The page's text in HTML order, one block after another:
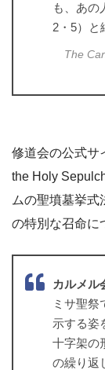
も、あの
2・5）と
The
修道会の公式サ
the Holy
ムの聖墳墓挙式
の特別な召命に
カルメル
ミサ聖祭
示する姿
十字架の
の繰り返